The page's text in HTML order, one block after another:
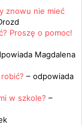
znowu nie mieć
Proszę o pomoc!
Magdalena
– odpowiada
w szkole? –